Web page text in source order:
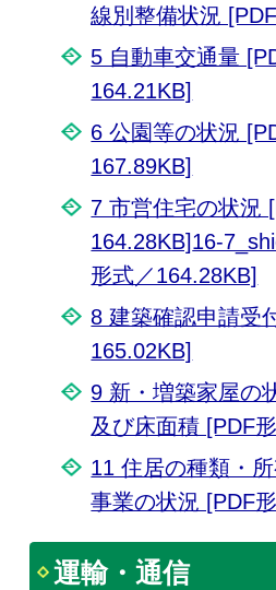
線別整備状況
5 自動車交通量
164.21KB]
6 公園等の状況
167.89KB]
7 市営住宅の状況
164.28KB]16-
形式／164.28KB]
8 建築確認申請受
165.02KB]
9 新・増築家屋の
及び床面積 [PDF
11 住居の種類・
事業の状況 [PDF
運輸・通信